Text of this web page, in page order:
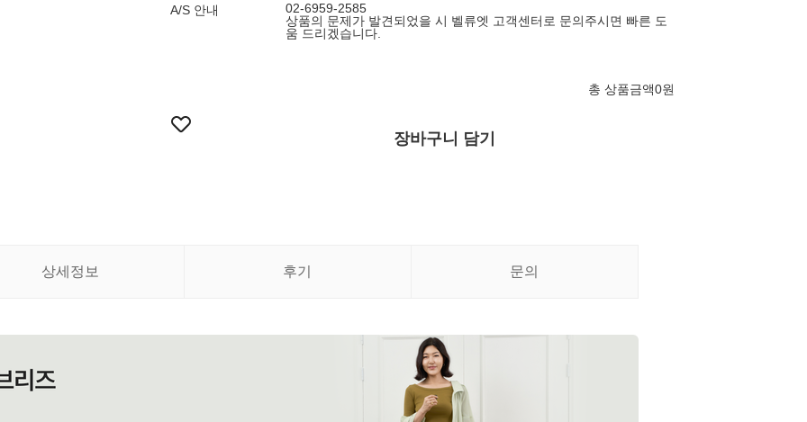
A/S 안내
02-6959-2585
상품의 문제가 발견되었을 시 벨류엣 고객센터로 문의주시면 빠른 도
움 드리겠습니다.
총 상품금액0원
장바구니 담기
상세정보 후기 문의